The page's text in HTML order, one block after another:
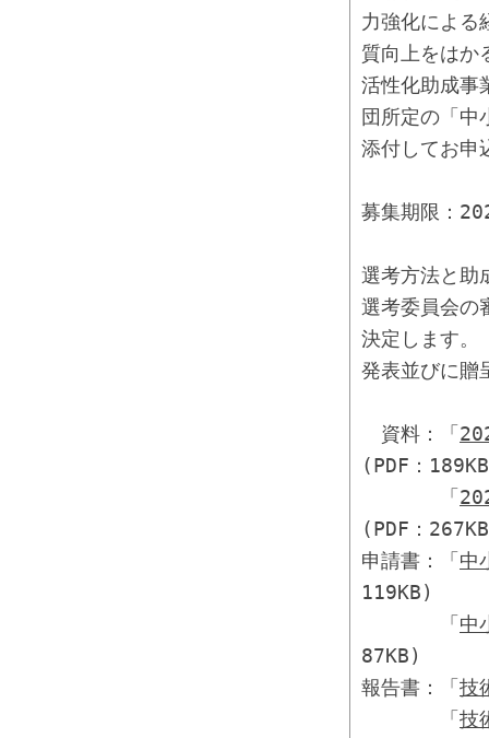
力強化による
質向上をはか
活性化助成事
団所定の「中
添付してお申
募集期限：
選考方法と助
選考委員会の
決定します。
発表並びに贈
資料：「
(PDF：
「
(PDF：
申請書：「 中
119KB)
「 中
87KB)
報告書：「 技
「 技